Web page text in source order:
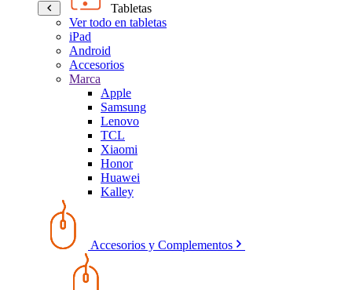
Tabletas
Ver todo en tabletas
iPad
Android
Accesorios
Marca
Apple
Samsung
Lenovo
TCL
Xiaomi
Honor
Huawei
Kalley
Accesorios y Complementos